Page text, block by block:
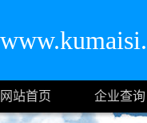
网站首页 企业查询